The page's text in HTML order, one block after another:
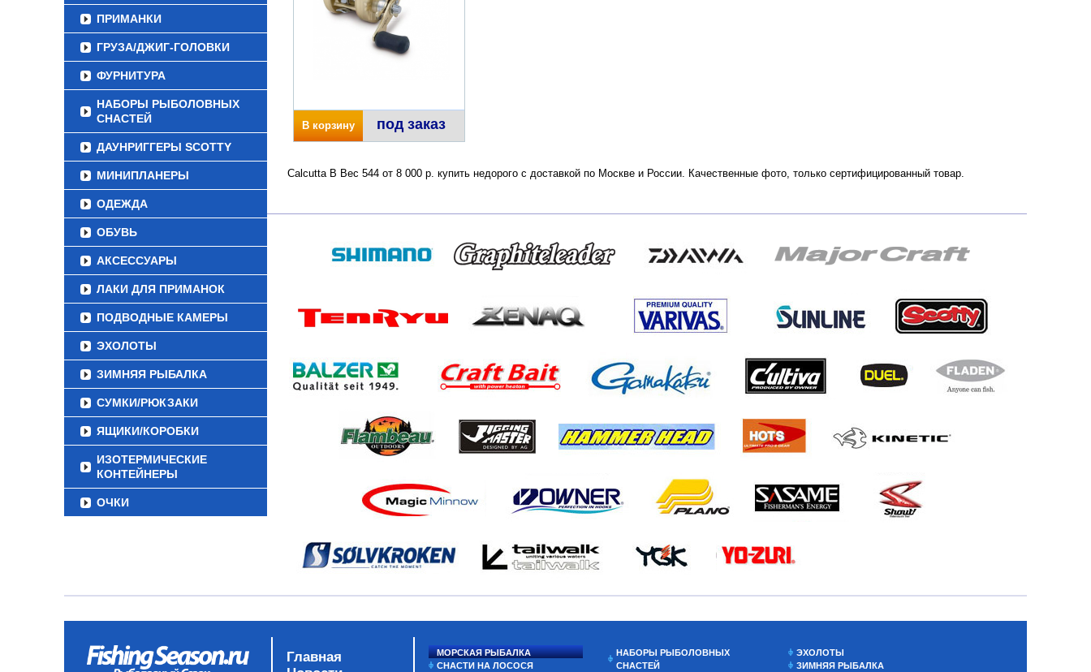
ПРИМАНКИ
ГРУЗА/ДЖИГ-ГОЛОВКИ
ФУРНИТУРА
НАБОРЫ РЫБОЛОВНЫХ
СНАСТЕЙ
ДАУНРИГГЕРЫ SCOTTY
МИНИПЛАНЕРЫ
ОДЕЖДА
ОБУВЬ
АКСЕССУАРЫ
ЛАКИ ДЛЯ ПРИМАНОК
ПОДВОДНЫЕ КАМЕРЫ
ЭХОЛОТЫ
ЗИМНЯЯ РЫБАЛКА
СУМКИ/РЮКЗАКИ
ЯЩИКИ/КОРОБКИ
ИЗОТЕРМИЧЕСКИЕ
КОНТЕЙНЕРЫ
ОЧКИ
В корзину под заказ
Calcutta B Вес 544 от 8 000 р. купить недорого с доставкой по Москве и России. Качественные фото, только сертифицированный товар.
Главная
МОРСКАЯ РЫБАЛКА
СНАСТИ НА ЛОСОСЯ
НАБОРЫ РЫБОЛОВНЫХ
СНАСТЕЙ
ЭХОЛОТЫ
ЗИМНЯЯ РЫБАЛКА